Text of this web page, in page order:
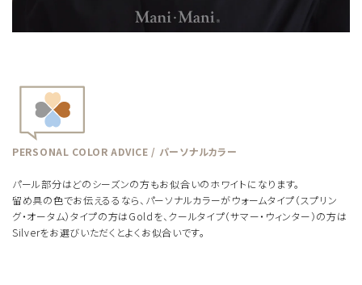
PERSONAL COLOR ADVICE / パーソナルカラー
パール部分はどのシーズンの方もお似合いのホワイトになります。
留め具の色でお伝えるるなら、パーソナルカラーがウォームタイプ（スプリン
グ・オータム）タイプの方はGoldを、クールタイプ（サマー・ウィンター）の方は
Silverをお選びいただくとよくお似合いです。